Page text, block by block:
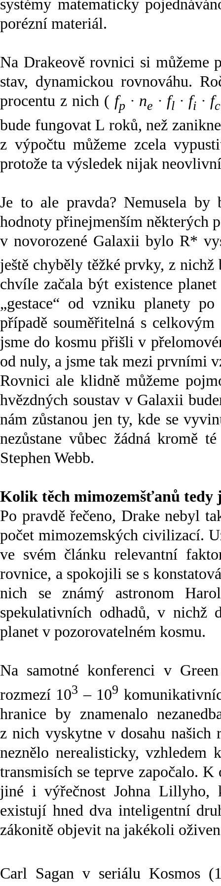
systémy matematicky
porézní materiál.
Na Drakeově rovnici si můžeme
stav, dynamickou rovnováhu.
procentu z nich ( fp · ne · fl · fi · fc
bude fungovat L roků, než
z výpočtu můžeme zcela
protože ta výsledek nijak
Je to ale pravda? Nemusela
hodnoty přinejmenším některých
v novorozené Galaxii bylo R*
ještě chyběly těžké prvky, z
chvíle začala být existence
„gestace“ od vzniku planety
případě souměřitelná s
jsme do kosmu přišli v
od nuly, a jsme tak mezi prvními
Rovnici ale klidně můžeme
hvězdných soustav v Galaxii
nám zůstanou jen ty, kde se
nezůstane vůbec žádná kromě
Stephen Webb.
Kolik těch mimozemšťanů tedy
Po pravdě řečeno, Drake nebyl
počet mimozemských civilizací.
ve svém článku relevantní
rovnice, a spokojili se s
nich se známý astronom
spekulativních odhadů, v nichž
planet v pozorovatelném kosmu.
Na samotné konferenci v
rozmezí 103 – 109
hranice by znamenalo
z nich vyskytne v dosahu našich
neznělo nerealisticky, vzhledem
transmisích se teprve započalo.
jiné i výřečnost Johna Lillyho,
existují hned dva inteligentní
zákonitě objevit na jakékoli
Carl Sagan v seriálu Kosmos